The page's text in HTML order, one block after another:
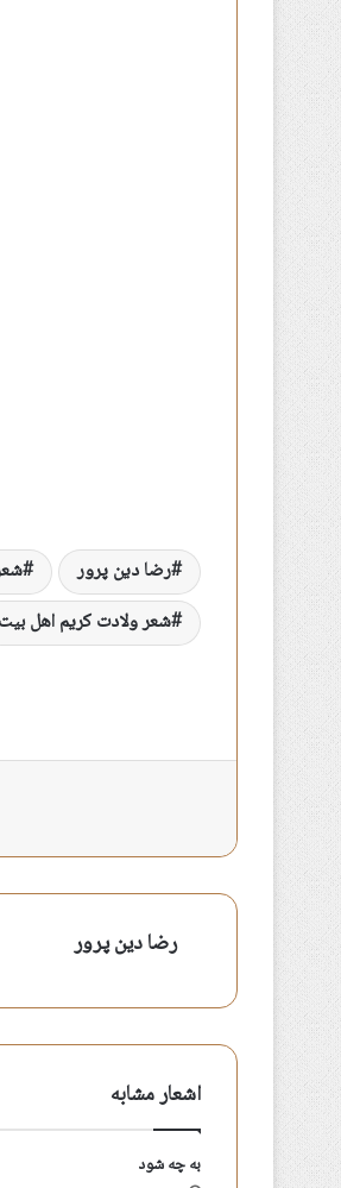
رضا دین پرور
شعر ولادت کریم اهل بیت
رضا دین پرور
اشعار مشابه
به چه شود